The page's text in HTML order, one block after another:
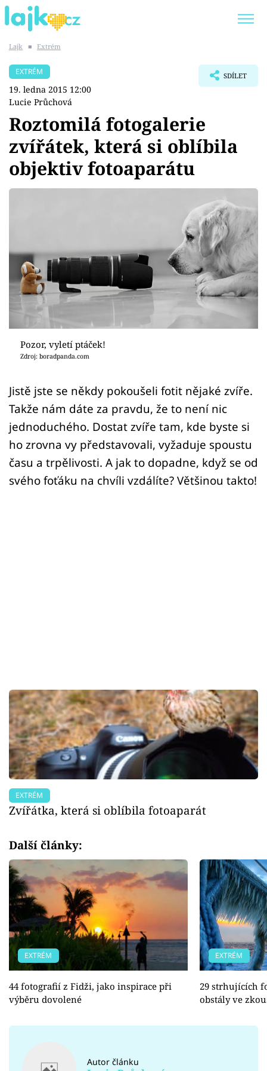
SHOPAHOLICADEL
Témata
Showbyznys
Sex a vztahy
Videa
Sledujte prima+
Přihlášení
Sledujte nás
Lajk ■ Extrém
EXTRÉM
19. ledna 2015 12:00
Lucie Průchová
SDÍLET
Roztomilá fotogalerie
zvířátek, která si oblíbila
objektiv fotoaparátu
Pozor, vyletí ptáček!
Zdroj: boradpanda.com
Jistě jste se někdy pokoušeli fotit nějaké zvíře.
Takže nám dáte za pravdu, že to není nic
jednoduchého. Dostat zvíře tam, kde byste si
ho zrovna vy představovali, vyžaduje spoustu
času a trpělivosti. A jak to dopadne, když se od
svého foťáku na chvíli vzdálíte? Většinou takto!
EXTRÉM
Zvířátka, která si oblíbila fotoaparát
Další články:
EXTRÉM
44 fotografií z Fidži, jako inspirace při
výběru dovolené
EXTRÉM
29 strhujících
obstály ve
Autor článku